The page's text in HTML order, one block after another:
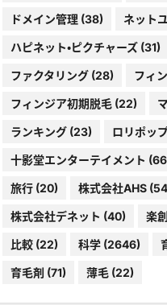
ドメイン管理(38) ネット
ハピネット・ピクチャーズ(31)
ファクタリング(28) フィ
フィンジア初期脱毛(22)
ランキング(23) ロリポッ
十影堂エンターテイメント
旅行(20) 株式会社AHS
株式会社デネット (40) 楽
比較(22) 科学(2646)
育毛剤 (71) 薄毛(22)